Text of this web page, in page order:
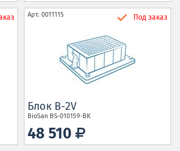
Арт. 0011115 Под заказ
Блок B-2V
BioSan BS-010159-BK
48 510